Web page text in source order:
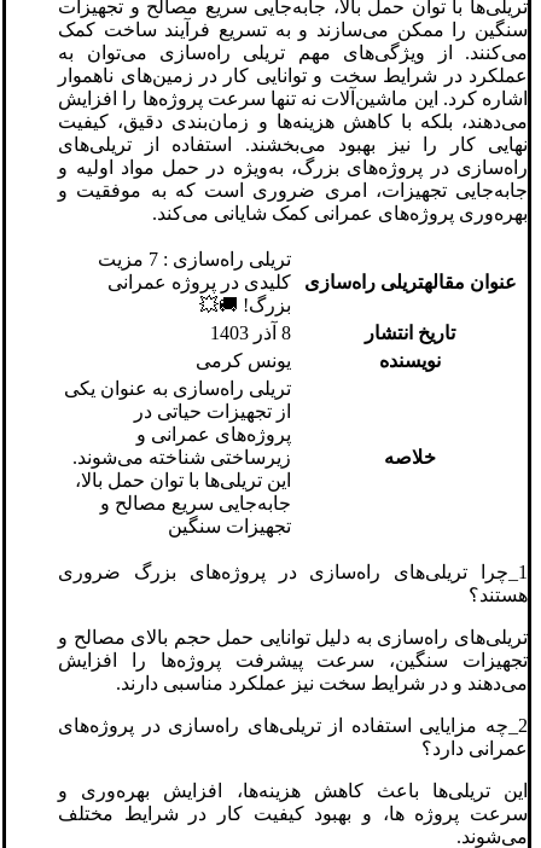
تریلی‌ها با توان حمل بالا، جابه‌جایی سریع مصالح و تجهیزات
سنگین را ممکن می‌سازند و به تسریع فرآیند ساخت کمک
می‌کنند. از ویژگی‌های مهم تریلی‌ راه‌سازی می‌توان به
عملکرد در شرایط سخت و توانایی کار در زمین‌های ناهموار
اشاره کرد. این ماشین‌آلات نه تنها سرعت پروژه‌ها را افزایش
می‌دهند، بلکه با کاهش هزینه‌ها و زمان‌بندی دقیق، کیفیت
نهایی کار را نیز بهبود می‌بخشند. استفاده از تریلی‌های
راه‌سازی در پروژه‌های بزرگ، به‌ویژه در حمل مواد اولیه و
جابه‌جایی تجهیزات، امری ضروری است که به موفقیت و
بهره‌وری پروژه‌های عمرانی کمک شایانی می‌کند.
عنوان مقالهتریلی راه‌سازی
تریلی‌ راه‌سازی : 7 مزیت
کلیدی در پروژه‌ عمرانی
بزرگ! 🚚💥
تاریخ انتشار
8 آذر 1403
نویسنده
یونس کرمی
خلاصه
تریلی‌ راه‌سازی به عنوان یکی
از تجهیزات حیاتی در
پروژه‌های عمرانی و
زیرساختی شناخته می‌شوند.
این تریلی‌ها با توان حمل بالا،
جابه‌جایی سریع مصالح و
تجهیزات سنگین
1_چرا تریلی‌های راه‌سازی در پروژه‌های بزرگ ضروری
هستند؟
تریلی‌های راه‌سازی به دلیل توانایی حمل حجم بالای مصالح و
تجهیزات سنگین، سرعت پیشرفت پروژه‌ها را افزایش
می‌دهند و در شرایط سخت نیز عملکرد مناسبی دارند.
2_چه مزایایی استفاده از تریلی‌های راه‌سازی در پروژه‌های
عمرانی دارد؟
این تریلی‌ها باعث کاهش هزینه‌ها، افزایش بهره‌وری و
سرعت پروژه ‌ها، و بهبود کیفیت کار در شرایط مختلف
می‌شوند.